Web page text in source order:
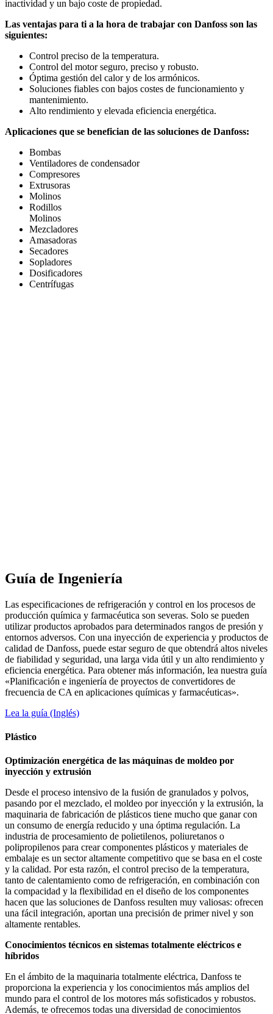
inactividad y un bajo coste de propiedad.
Las ventajas para ti a la hora de trabajar con Danfoss son las
siguientes:
Control preciso de la temperatura.
Control del motor seguro, preciso y robusto.
Óptima gestión del calor y de los armónicos.
Soluciones fiables con bajos costes de funcionamiento y
mantenimiento.
Alto rendimiento y elevada eficiencia energética.
Aplicaciones que se benefician de las soluciones de Danfoss:
Bombas
Ventiladores de condensador
Compresores
Extrusoras
Molinos
Rodillos
Molinos
Mezcladores
Amasadoras
Secadores
Sopladores
Dosificadores
Centrífugas
Guía de Ingeniería
Las especificaciones de refrigeración y control en los procesos de
producción química y farmacéutica son severas. Solo se pueden
utilizar productos aprobados para determinados rangos de presión y
entornos adversos. Con una inyección de experiencia y productos de
calidad de Danfoss, puede estar seguro de que obtendrá altos niveles
de fiabilidad y seguridad, una larga vida útil y un alto rendimiento y
eficiencia energética. Para obtener más información, lea nuestra guía
«Planificación e ingeniería de proyectos de convertidores de
frecuencia de CA en aplicaciones químicas y farmacéuticas».
Lea la guía (Inglés)
Plástico
Optimización energética de las máquinas de moldeo por
inyección y extrusión
Desde el proceso intensivo de la fusión de granulados y polvos,
pasando por el mezclado, el moldeo por inyección y la extrusión, la
maquinaria de fabricación de plásticos tiene mucho que ganar con
un consumo de energía reducido y una óptima regulación. La
industria de procesamiento de polietilenos, poliuretanos o
polipropilenos para crear componentes plásticos y materiales de
embalaje es un sector altamente competitivo que se basa en el coste
y la calidad. Por esta razón, el control preciso de la temperatura,
tanto de calentamiento como de refrigeración, en combinación con
la compacidad y la flexibilidad en el diseño de los componentes
hacen que las soluciones de Danfoss resulten muy valiosas: ofrecen
una fácil integración, aportan una precisión de primer nivel y son
altamente rentables.
Conocimientos técnicos en sistemas totalmente eléctricos e
híbridos
En el ámbito de la maquinaria totalmente eléctrica, Danfoss te
proporciona la experiencia y los conocimientos más amplios del
mundo para el control de los motores más sofisticados y robustos.
Además, te ofrecemos todas una diversidad de conocimientos